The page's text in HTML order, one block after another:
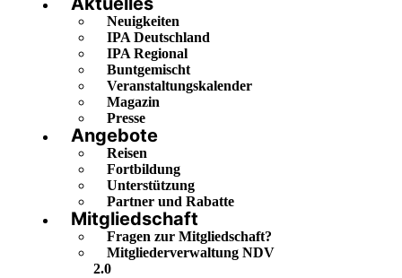
Neuigkeiten
IPA Deutschland
IPA Regional
Buntgemischt
Veranstaltungskalender
Magazin
Presse
Angebote
Reisen
Fortbildung
Unterstützung
Partner und Rabatte
Mitgliedschaft
Fragen zur Mitgliedschaft?
Mitgliederverwaltung NDV
2.0